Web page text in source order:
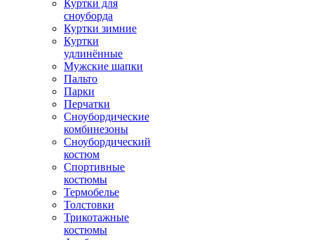
Куртки для
сноуборда
Куртки зимние
Куртки
удлинённые
Мужские шапки
Пальто
Парки
Перчатки
Сноубордические
комбинезоны
Сноубордический
костюм
Спортивные
костюмы
Термобелье
Толстовки
Трикотажные
костюмы